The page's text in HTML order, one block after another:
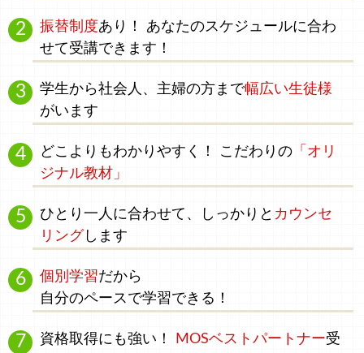
振替制度あり！ あなたのスケジュールに合わ
せて受講できます！
学生から社会人、主婦の方まで幅広い生徒様
がいます
どこよりもわかりやすく！ こだわりの 「オリ
ジナル教材」
ひとり一人に合わせて、 しっかりと カウンセ
リング します
個別学習だから
自分のペースで学習できる！
資格取得にも強い！ MOSベストパートナー受